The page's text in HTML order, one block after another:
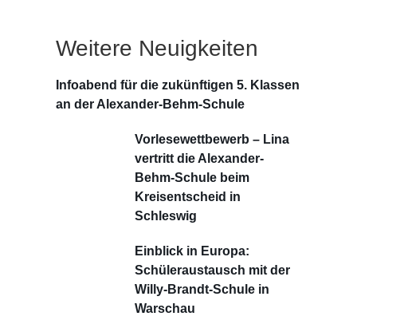
Weitere Neuigkeiten
Infoabend für die zukünftigen 5. Klassen
an der Alexander-Behm-Schule
Vorlesewettbewerb – Lina
vertritt die Alexander-
Behm-Schule beim
Kreisentscheid in
Schleswig
Einblick in Europa:
Schüleraustausch mit der
Willy-Brandt-Schule in
Warschau